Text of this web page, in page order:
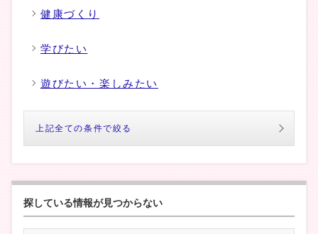
健康づくり
学びたい
遊びたい・楽しみたい
上記全ての条件で絞る
探している情報が見つからない